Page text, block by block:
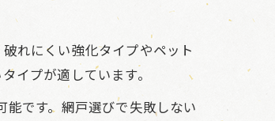
れにくい強化タイプやペット
イプが適しています。
です。網戸選びで失敗しない